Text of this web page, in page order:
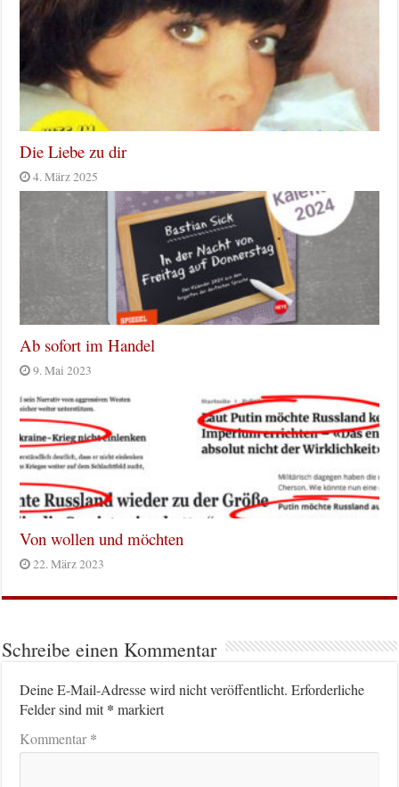
Die Liebe zu dir
4. März 2025
Ab sofort im Handel
9. Mai 2023
Von wollen und möchten
22. März 2023
Schreibe einen Kommentar
Deine E-Mail-Adresse wird nicht veröffentlicht. Erforderliche
Felder sind mit* markiert
Kommentar*